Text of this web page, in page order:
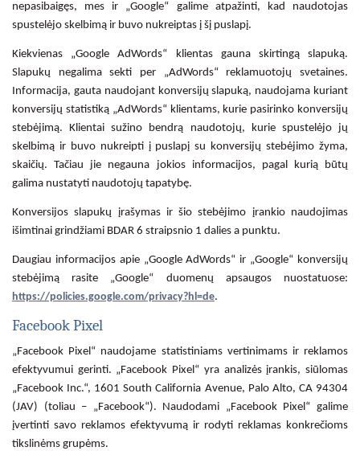
nepasibaigęs, mes ir „Google“ galime atpažinti, kad naudotojas
spustelėjo skelbimą ir buvo nukreiptas į šį puslapį.
Kiekvienas „Google AdWords“ klientas gauna skirtingą slapuką.
Slapukų negalima sekti per „AdWords“ reklamuotojų svetaines.
Informacija, gauta naudojant konversijų slapuką, naudojama kuriant
konversijų statistiką „AdWords“ klientams, kurie pasirinko konversijų
stebėjimą. Klientai sužino bendrą naudotojų, kurie spustelėjo jų
skelbimą ir buvo nukreipti į puslapį su konversijų stebėjimo žyma,
skaičių. Tačiau jie negauna jokios informacijos, pagal kurią būtų
galima nustatyti naudotojų tapatybę.
Konversijos slapukų įrašymas ir šio stebėjimo įrankio naudojimas
išimtinai grindžiami BDAR 6 straipsnio 1 dalies a punktu.
Daugiau informacijos apie „Google AdWords“ ir „Google“ konversijų
stebėjimą rasite „Google“ duomenų apsaugos nuostatuose:
https://policies.google.com/privacy?hl=de.
Facebook Pixel
„Facebook Pixel“ naudojame statistiniams vertinimams ir reklamos
efektyvumui gerinti. „Facebook Pixel“ yra analizės įrankis, siūlomas
„Facebook Inc.“, 1601 South California Avenue, Palo Alto, CA 94304
(JAV) (toliau – „Facebook“). Naudodami „Facebook Pixel“ galime
įvertinti savo reklamos efektyvumą ir rodyti reklamas konkrečioms
tikslinėms grupėms.